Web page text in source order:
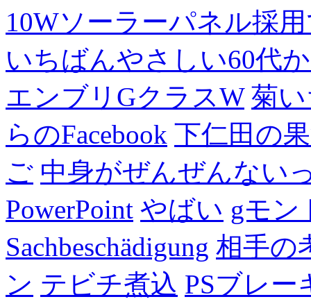
10Wソーラーパネル採
いちばんやさしい60代
エンブリGクラスW 菊
らのFacebook 下仁田の
ご 中身がぜんぜんない
PowerPoint やばい gモン
Sachbeschädigung 相手の
ン テビチ煮込 PSブレー